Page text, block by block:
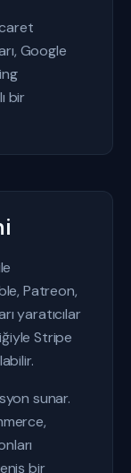
Google
bir
Patreon,
yaratıcılar
Stripe
sunar.
bir